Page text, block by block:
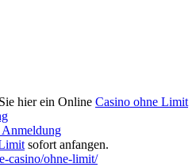
hier ein Online Casino ohne Limit
sofort anfangen.
casino/ohne-limit/